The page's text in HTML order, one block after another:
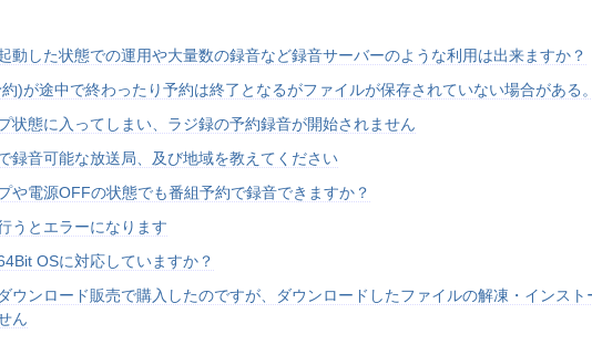
動した状態での運用や大量数の録音など録音サーバーのような利用は出来ますか？
)が途中で終わったり予約は終了となるがファイルが保存されていない場合がある。
状態に入ってしまい、ラジ録の予約録音が開始されません
録音可能な放送局、及び地域を教えてください
や電源OFFの状態でも番組予約で録音できますか？
うとエラーになります
OSに対応していますか？
ウンロード販売で購入したのですが、ダウンロードしたファイルの解凍・インスト
ん